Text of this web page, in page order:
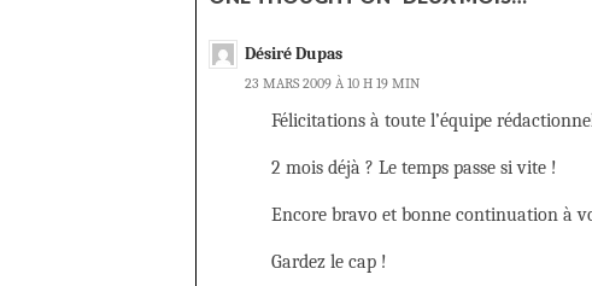
Désiré Dupas
23 MARS 2009 À 10 H 19 MIN
Félicitations à toute l’équipe
2 mois déjà ? Le temps passe si vite !
Encore bravo et bonne continuation à
Gardez le cap !